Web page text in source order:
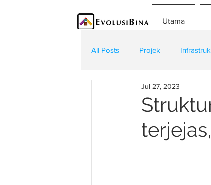
Utama
All Posts Projek
Teknologi Kontraktor
Jul 27, 2023